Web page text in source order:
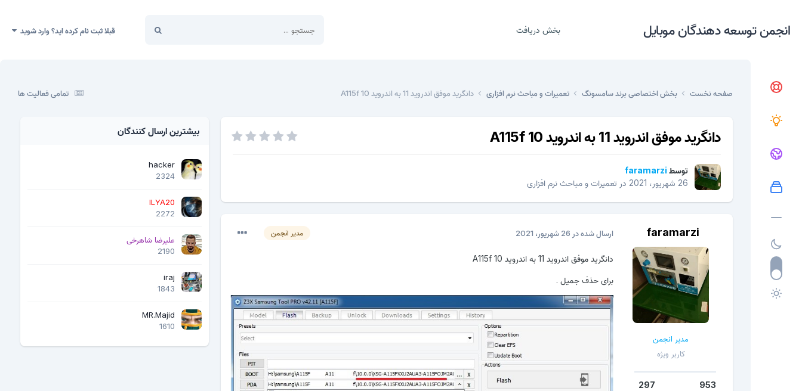
انجمن توسعه دهندگان موبایل بخش دریافت قبلا ثبت نام کرده اید؟ وارد شوید
تمامی فعالیت ها صفحه نخست بخش اختصاصی برند سامسونگ تعمیرات و مباحث نرم افزاری دانگرید موفق اندروید 11 به اندروید 10 A115f
دانگرید موفق اندروید 11 به اندروید 10 A115f
توسط faramarzi
26 شهریور، 2021
در تعمیرات و مباحث نرم افزاری
faramarzi
مدیر انجمن
کاربر ویژه
953
297
مدیر انجمن ارسال شده در 26 شهریور، 2021
دانگرید موفق اندروید 11 به اندروید 10 A115f
برای حذف جمیل .
بیشترین ارسال کنندگان
hacker
2324
ILYA20
2272
علیرضا شاهرخی
2190
iraj
1843
MR.Majid
1610